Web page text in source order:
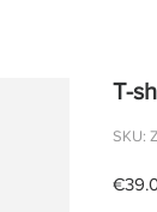
T-
SKU: